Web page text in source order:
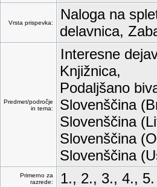
Vrsta prispevka:
Naloga na
delavnica,
Predmet/področje
in tema:
Interesne
Knjižnica,
Podaljšano
Slovenščina
Slovenščina
Slovenščina
Slovenščina
Primerno za
razrede:
1., 2., 3., 4., 5.